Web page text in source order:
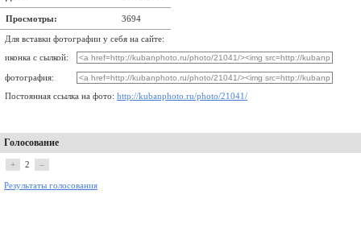
Просмотры: 3694
Для вставки фотографии у себя на сайте:
иконка с сылкой:
фотография:
Постоянная ссылка на фото: http://kubanphoto.ru/photo/21041/
Голосование
+ 2 –
Результаты голосования